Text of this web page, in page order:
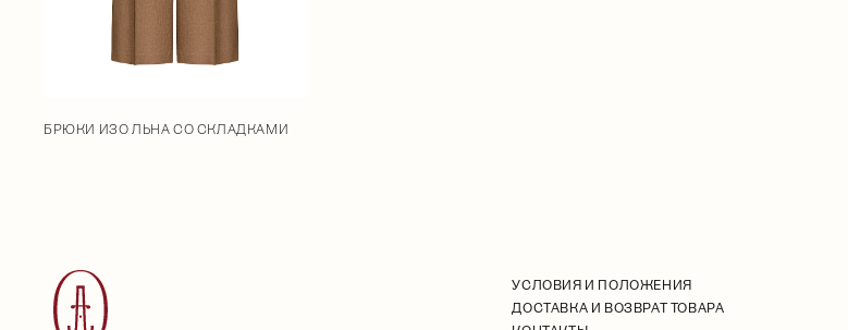
БРЮКИ ИЗО ЛЬНА СО СКЛАДКАМИ
УСЛОВИЯ И ПОЛОЖЕНИЯ
ДОСТАВКА И ВОЗВРАТ ТОВАРА